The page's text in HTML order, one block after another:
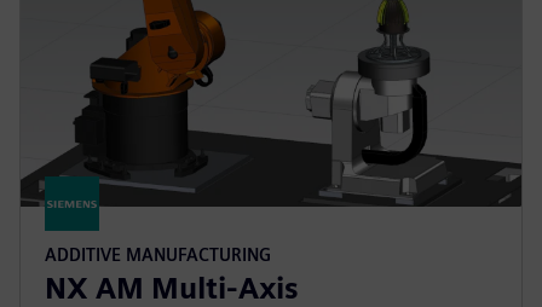
ADDITIVE MANUFACTURING
NX AM Multi-Axis